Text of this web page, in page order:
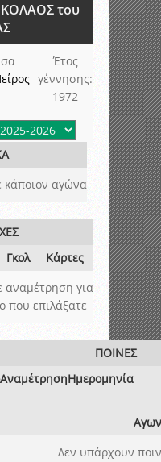
του
Έτος
γέννησης:
1972
κάποιον αγώνα
Γκολ
Κάρτες
αναμέτρηση για
που επιλάξατε
ΠΟΙΝΕΣ
ΑναμέτρησηΗμερομηνία
Δεν υπάρχουν